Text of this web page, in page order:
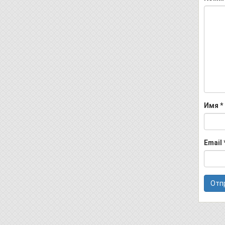
Имя *
Email